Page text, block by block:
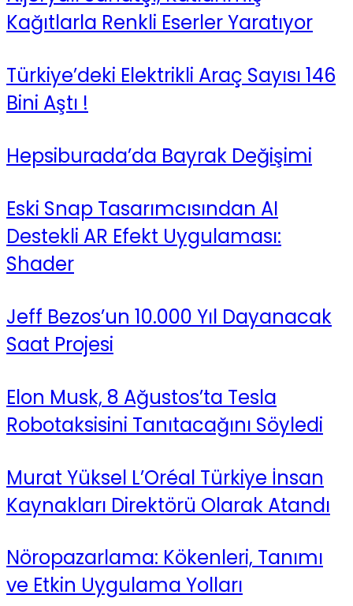
Kağıtlarla Renkli Eserler Yaratıyor
Türkiye’deki Elektrikli Araç Sayısı 146
Bini Aştı !
Hepsiburada’da Bayrak Değişimi
Eski Snap Tasarımcısından AI
Destekli AR Efekt Uygulaması:
Shader
Jeff Bezos’un 10.000 Yıl Dayanacak
Saat Projesi
Elon Musk, 8 Ağustos’ta Tesla
Robotaksisini Tanıtacağını Söyledi
Murat Yüksel L’Oréal Türkiye İnsan
Kaynakları Direktörü Olarak Atandı
Nöropazarlama: Kökenleri, Tanımı
ve Etkin Uygulama Yolları